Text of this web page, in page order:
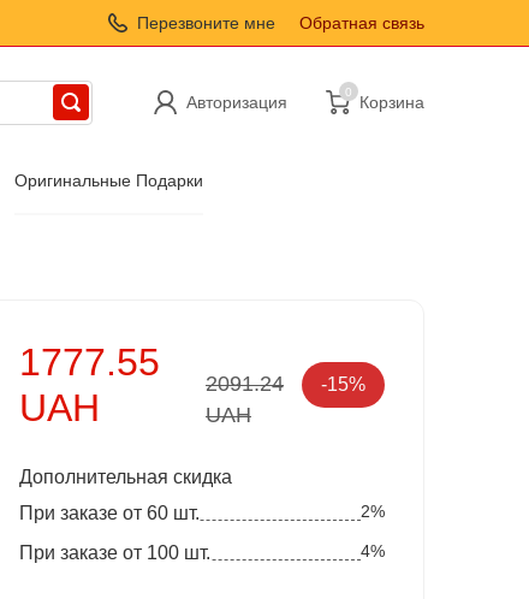
Перезвоните мне Обратная связь
Авторизация
0
Корзина
Оригинальные Подарки
1777.55
UAH
2091.24
UAH
-15%
Дополнительная скидка
При заказе от 60 шт.
2%
При заказе от 100 шт. 4%